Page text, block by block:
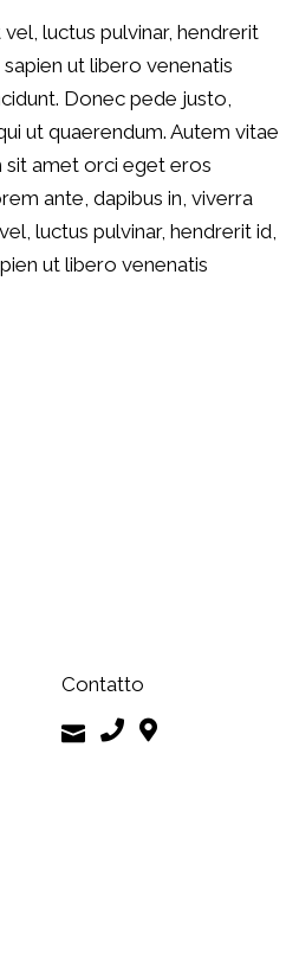
luctus pulvinar, hendrerit
ut libero venenatis
Donec pede justo,
ut quaerendum. Autem vitae
sit amet orci eget eros
ante, dapibus in, viverra
luctus pulvinar, hendrerit id,
ut libero venenatis
Contatto